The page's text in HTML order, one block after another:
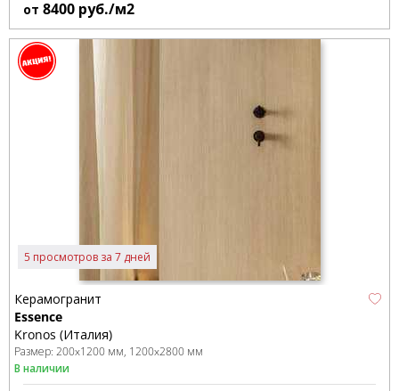
от 8400 руб./м2
5 просмотров за 7 дней
Керамогранит
Essence
Kronos (Италия)
Размер: 200x1200 мм 1200x2800 мм
В наличии